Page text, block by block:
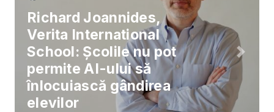
Richard Joannides,
Verita International
School: Școlile nu pot
permite AI-ului să
înlocuiască gândirea
elevilor